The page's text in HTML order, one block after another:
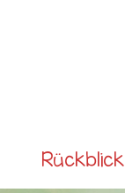
Rückblick